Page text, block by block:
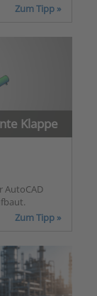
Zum Tipp »
Klappe
AutoCAD
Zum Tipp »